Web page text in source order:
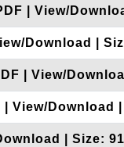
| View/
Download |
| View/
View/Download
| Size: